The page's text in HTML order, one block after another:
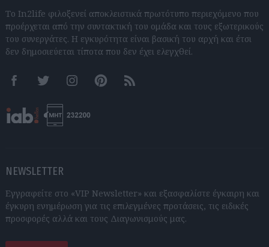
Το In2life φιλοξενεί αποκλειστικά πρωτότυπο περιεχόμενο που
προέρχεται από την συντακτική του ομάδα και τους εξωτερικούς
του συνεργάτες. Η εγκυρότητα είναι βασική του αρχή και έτσι
δεν δημοσιεύεται τίποτα που δεν έχει ελεγχθεί.
FacebookTwitter InstagramPinterestRSS feeds
NEWSLETTER
Εγγραφείτε στο «VIP Newsletter» και εξασφαλίστε έγκαιρη και
έγκυρη ενημέρωση για τις επιλεγμένες προτάσεις, τις ειδικές
προσφορές αλλά και τους Διαγωνισμούς μας.